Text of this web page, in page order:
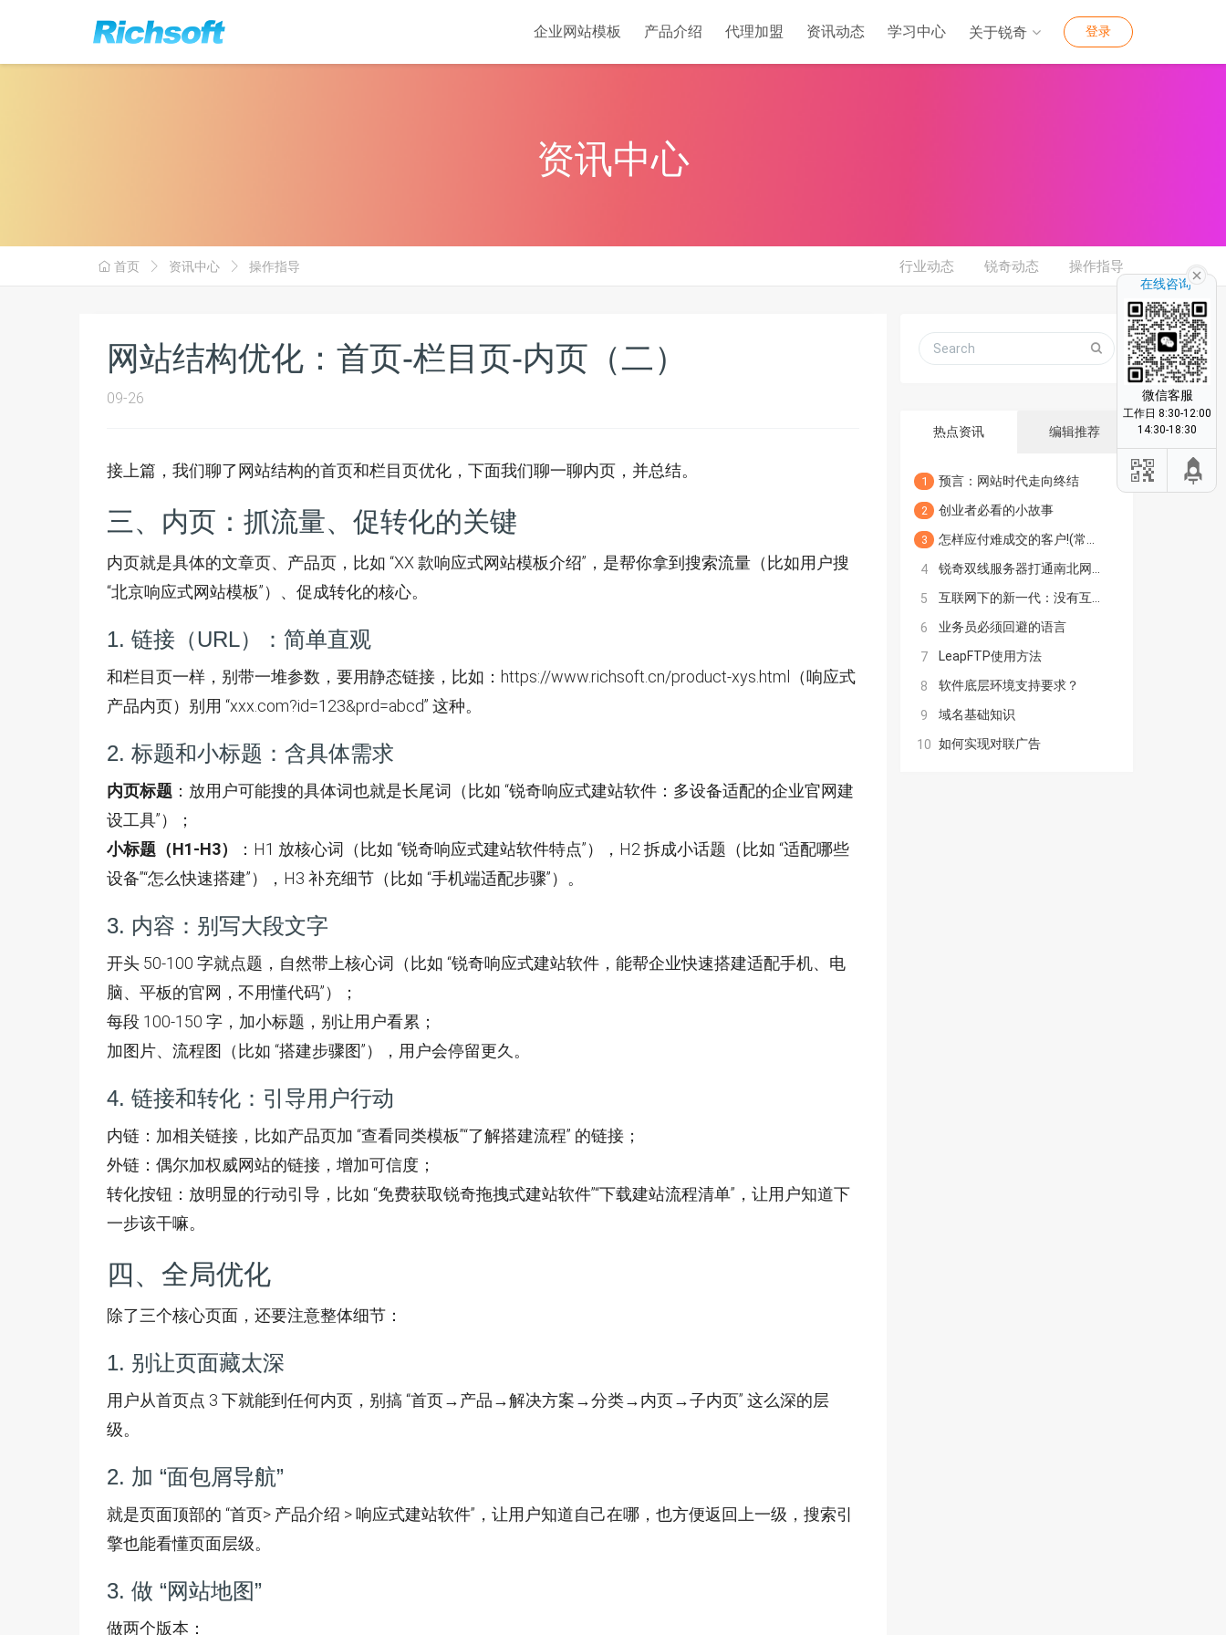
登录
企业网站模板 产品介绍 代理加盟 资讯动态 学习中心 关于锐奇
资讯中心
首页 资讯中心 操作指导 行业动态 锐奇动态 操作指导
网站结构优化：首页-栏目页-内页（二）
09-26
接上篇，我们聊了网站结构的首页和栏目页优化，下面我们聊一聊内页，并总结。
三、内页：抓流量、促转化的关键
内页就是具体的文章页、产品页，比如 “XX 款响应式网站模板介绍”，是帮你拿到搜索流量（比如用户搜
“北京响应式网站模板”）、促成转化的核心。
1. 链接（URL）：简单直观
和栏目页一样，别带一堆参数，要用静态链接，比如：https://www.richsoft.cn/product-xys.html（响应式
产品内页）别用 “xxx.com?id=123&prd=abcd” 这种。
2. 标题和小标题：含具体需求
内页标题 ：放用户可能搜的具体词也就是长尾词（比如 “锐奇响应式建站软件：多设备适配的企业官网建
设工具”）；
小标题（H1-H3）
：H1 放核心词（比如 “锐奇响应式建站软件特点”），H2 拆成小话题（比如 “适配哪些
设备”“怎么快速搭建”），H3 补充细节（比如 “手机端适配步骤”）。
3. 内容：别写大段文字
开头 50-100 字就点题，自然带上核心词（比如 “锐奇响应式建站软件，能帮企业快速搭建适配手机、电
脑、平板的官网，不用懂代码”）；
每段 100-150 字，加小标题，别让用户看累；
加图片、流程图（比如 “搭建步骤图”），用户会停留更久。
4. 链接和转化：引导用户行动
内链：加相关链接，比如产品页加 “查看同类模板”“了解搭建流程” 的链接；
外链：偶尔加权威网站的链接，增加可信度；
转化按钮：放明显的行动引导，比如 “免费获取锐奇拖拽式建站软件”“下载建站流程清单”，让用户知道下
一步该干嘛。
四、全局优化
除了三个核心页面，还要注意整体细节：
1. 别让页面藏太深
用户从首页点 3 下就能到任何内页，别搞 “首页→产品→解决方案→分类→内页→子内页” 这么深的层
级。
2. 加 “面包屑导航”
就是页面顶部的 “首页> 产品介绍 > 响应式建站软件”，让用户知道自己在哪，也方便返回上一级，搜索引
擎也能看懂页面层级。
3. 做 “网站地图”
做两个版本：
热点资讯 编辑推荐
1 预言：网站时代走向终结
2 创业者必看的小故事
3
4
5
6 业务员必须回避的语言
7 LeapFTP使用方法
8 软件底层环境支持要求？
9 域名基础知识
10 如何实现对联广告
在线咨询
微信客服
工作日 8:30-12:00
14:30-18:30